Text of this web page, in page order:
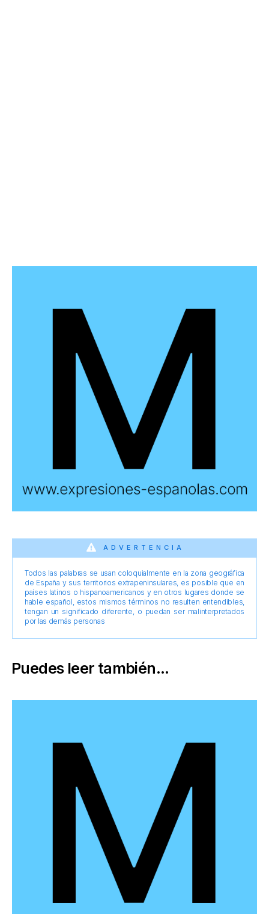
ADVERTENCIA
Todos las palabras se usan coloquialmente en la zona geográfica
de España y sus territorios extrapeninsulares, es posible que en
países latinos o hispanoamericanos y en otros lugares donde se
hable español, estos mismos términos no resulten entendibles,
tengan un significado diferente, o puedan ser malinterpretados
por las demás personas
Puedes leer también...